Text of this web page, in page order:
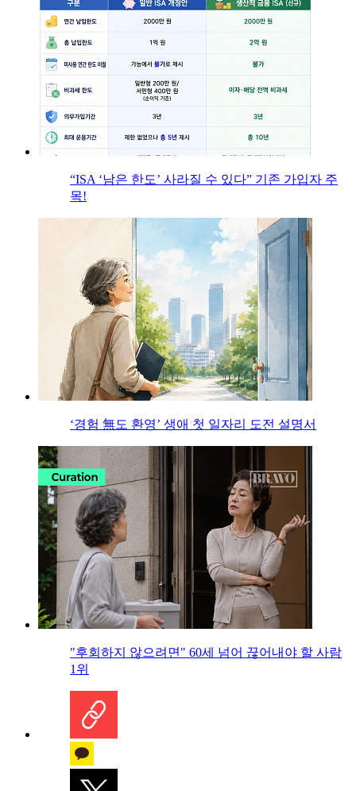
“ISA ‘남은 한도’ 사라질 수 있다” 기존 가입자 주
목!
‘경험 無도 환영’ 생애 첫 일자리 도전 설명서
"후회하지 않으려면" 60세 넘어 끊어내야 할 사람
1위